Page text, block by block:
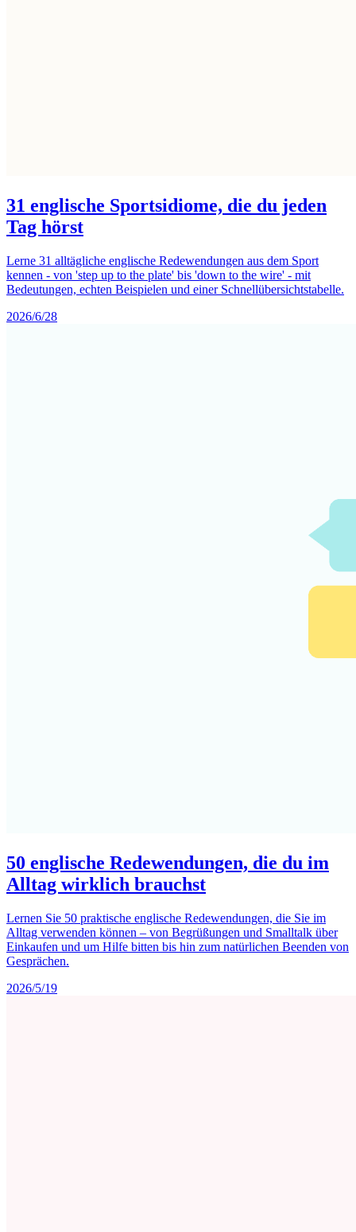
31 englische Sportsidiome, die du jeden
Tag hörst
Lerne 31 alltägliche englische Redewendungen aus dem Sport
kennen - von 'step up to the plate' bis 'down to the wire' - mit
Bedeutungen, echten Beispielen und einer Schnellübersichtstabelle.
2026/6/28
50 englische Redewendungen, die du im
Alltag wirklich brauchst
Lernen Sie 50 praktische englische Redewendungen, die Sie im
Alltag verwenden können – von Begrüßungen und Smalltalk über
Einkaufen und um Hilfe bitten bis hin zum natürlichen Beenden von
Gesprächen.
2026/5/19